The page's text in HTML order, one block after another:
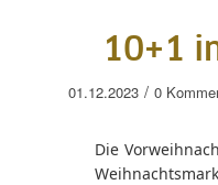
10+1
01.12.2023 / 0
Die